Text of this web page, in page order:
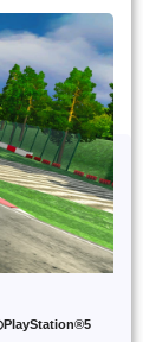
PlayStation®5